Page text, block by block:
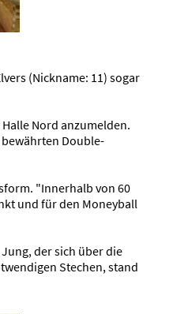
(Nickname: 11) sogar
Nord anzumelden.
Double-
"Innerhalb von 60
und für den Moneyball
der sich über die
Stechen, stand